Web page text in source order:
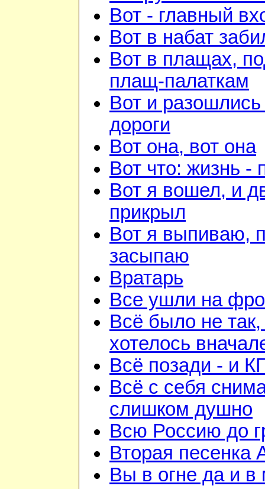
Вот - главный
Вот в набат
Вот в плащах,
плащ-палаткам
Вот и разошлись
дороги
Вот она, вот она
Вот что: жизнь -
Вот я вошел, и
прикрыл
Вот я выпиваю,
засыпаю
Вратарь
Все ушли на
Всё было не так,
хотелось
Всё позади - и
Всё с себя
слишком душно
Всю Россию до
Вторая песенка
Вы в огне да и в